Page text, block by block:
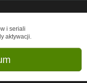
i seriali
aktywacji.